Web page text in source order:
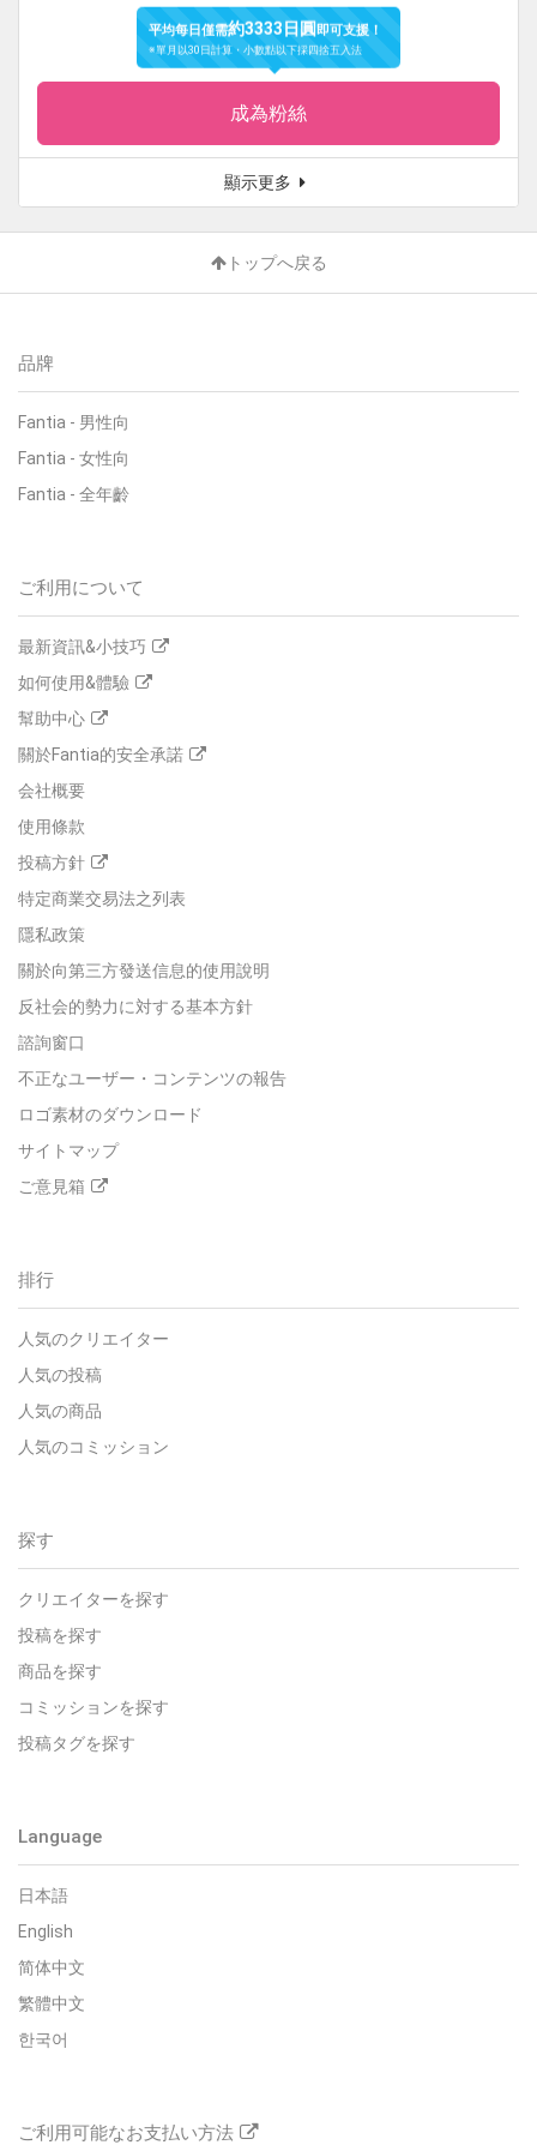
平均每日僅需約3333日圓即可支援！
※單月以30日計算・小數點以下採四捨五入法
成為粉絲
顯示更多
トップへ戻る
品牌
Fantia - 男性向
Fantia - 女性向
Fantia - 全年齡
ご利用について
最新資訊&小技巧
如何使用&體驗
幫助中心
關於Fantia的安全承諾
会社概要
使用條款
投稿方針
特定商業交易法之列表
隱私政策
關於向第三方發送信息的使用說明
反社会的勢力に対する基本方針
諮詢窗口
不正なユーザー・コンテンツの報告
ロゴ素材のダウンロード
サイトマップ
ご意見箱
排行
人気のクリエイター
人気の投稿
人気の商品
人気のコミッション
探す
クリエイターを探す
投稿を探す
商品を探す
コミッションを探す
投稿タグを探す
Language
日本語
English
简体中文
繁體中文
한국어
ご利用可能なお支払い方法